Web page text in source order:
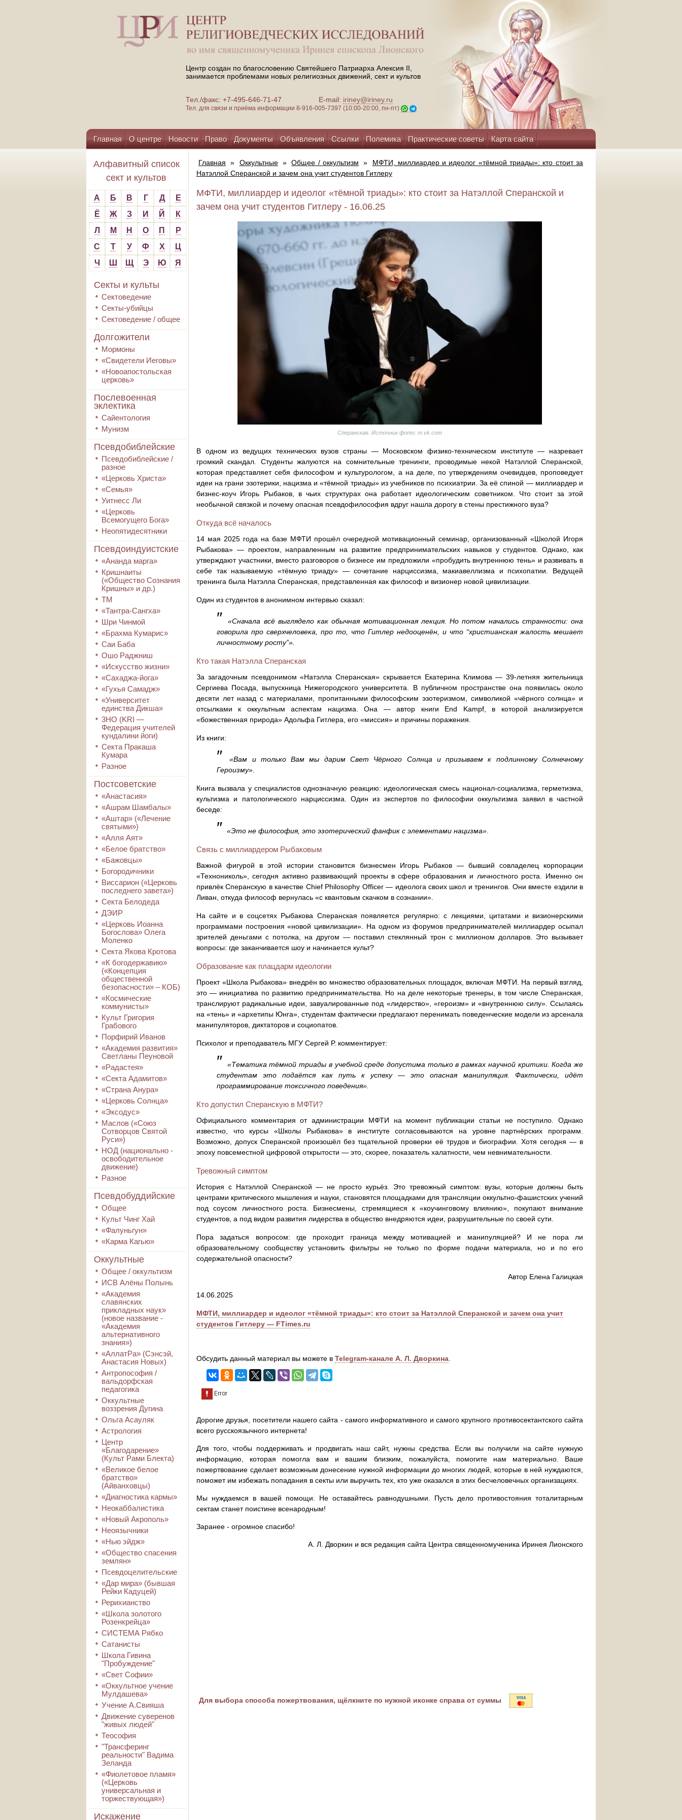
Центр создан по благословению Святейшего Патриарха Алексия II,
занимается проблемами новых религиозных движений, сект и культов
Тел./факс: +7-495-646-71-47 E-mail: iriney@iriney.ru
Тел. для связи и приёма информации 8-916-005-7397 (10:00-20:00, пн-пт)
Главная О центре Новости Право Документы Объявления Ссылки Полемика Практические советы Карта сайта
Помощь центру
Алфавитный список
сект и культов
А Б В Г Д
Е
Ё
Ж З И Й
К
Л
М Н О П
Р
С
Т У Ф Х
Ц
Ч
Ш Щ Э Ю Я
Секты и культы
Сектоведение
Секты-убийцы
Сектоведение / общее
Долгожители
Мормоны
«Свидетели Иеговы»
«Новоапостольская
церковь»
Послевоенная
эклектика
Сайентология
Мунизм
Псевдобиблейские
Псевдобиблейские /
разное
«Церковь Христа»
«Семья»
Уитнесс Ли
«Церковь
Всемогущего Бога»
Неопятидесятники
Псевдоиндуистские
«Ананда марга»
Кришнаиты
(«Общество Сознания
Кришны» и др.)
ТМ
«Тантра-Сангха»
Шри Чинмой
«Брахма Кумарис»
Саи Баба
Ошо Раджниш
«Искусство жизни»
«Сахаджа-йога»
«Гухья Самадж»
«Университет
единства Дикша»
3HO (KRI ―
Федерация учителей
кундалини йоги)
Секта Пракаша
Кумара
Разное
Постсоветские
«Анастасия»
«Ашрам Шамбалы»
«Аштар» («Лечение
святыми»)
«Алля Аят»
«Белое братство»
«Бажовцы»
Богородичники
Виссарион («Церковь
последнего завета»)
Секта Белодеда
ДЭИР
«Церковь Иоанна
Богослова» Олега
Моленко
Секта Якова Кротова
«К богодержавию»
(«Концепция
общественной
безопасности» – КОБ)
«Космические
коммунисты»
Культ Григория
Грабового
Порфирий Иванов
«Академия развития»
Светланы Пеуновой
«Радастея»
«Секта Адамитов»
«Страна Анура»
«Церковь Солнца»
«Эксодус»
Маслов («Союз
Сотворцов Святой
Руси»)
НОД (национально -
освободительное
движение)
Разное
Псевдобуддийские
Общее
Культ Чинг Хай
«Фалуньгун»
«Карма Кагью»
Оккультные
Общее / оккультизм
ИСВ Алёны Полынь
«Академия
славянских
прикладных наук»
(новое название -
«Академия
альтернативного
знания»)
«АллатРа» (Сэнсэй,
Анастасия Новых)
Антропософия /
вальдорфская
педагогика
Оккультные
воззрения Дугина
Ольга Асауляк
Астрология
Центр
«Благодарение»
(Культ Рами Блекта)
«Великое белое
братство»
(Айванховцы)
«Диагностика кармы»
Неокаббалистика
«Новый Акрополь»
Неоязычники
«Нью эйдж»
«Общество спасения
землян»
Псевдоцелительские
«Дар мира» (бывшая
Рейки Кадуцей)
Рерихианство
«Школа золотого
Розенкрейца»
СИСТЕМА Рябко
Сатанисты
Школа Гивина
"Пробуждение"
«Свет Софии»
«Оккультное учение
Мулдашева»
Учение А.Свияша
Движение суверенов
"живых людей"
Теософия
"Трансферинг
реальности" Вадима
Зеланда
«Фиолетовое пламя»
(«Церковь
универсальная и
торжествующая»)
Искажение
Главная » Оккультные » Общее / оккультизм »
МФТИ, миллиардер и идеолог «тёмной триады»: кто стоит за
Натэллой Сперанской и зачем она учит студентов Гитлеру
МФТИ, миллиардер и идеолог «тёмной триады»: кто стоит за Натэллой Сперанской и
зачем она учит студентов Гитлеру - 16.06.25
Сперанская. Источник фото: m.vk.com
В одном из ведущих технических вузов страны — Московском физико-техническом институте — назревает
громкий скандал. Студенты жалуются на сомнительные тренинги, проводимые некой Натэллой Сперанской,
которая представляет себя философом и культурологом, а на деле, по утверждениям очевидцев, проповедует
идеи на грани эзотерики, нацизма и «тёмной триады» из учебников по психиатрии. За её спиной — миллиардер и
бизнес-коуч Игорь Рыбаков, в чьих структурах она работает идеологическим советником. Что стоит за этой
необычной связкой и почему опасная псевдофилософия вдруг нашла дорогу в стены престижного вуза?
Откуда всё началось
14 мая 2025 года на базе МФТИ прошёл очередной мотивационный семинар, организованный «Школой Игоря
Рыбакова» — проектом, направленным на развитие предпринимательских навыков у студентов. Однако, как
утверждают участники, вместо разговоров о бизнесе им предложили «пробудить внутреннюю тень» и развивать в
себе так называемую «тёмную триаду» — сочетание нарциссизма, макиавеллизма и психопатии. Ведущей
тренинга была Натэлла Сперанская, представленная как философ и визионер новой цивилизации.
Один из студентов в анонимном интервью сказал:
″«Сначала всё выглядело как обычная мотивационная лекция. Но потом начались странности: она
говорила про сверхчеловека, про то, что Гитлер недооценён, и что “христианская жалость мешает
личностному росту”».
Кто такая Натэлла Сперанская
За загадочным псевдонимом «Натэлла Сперанская» скрывается Екатерина Климова — 39-летняя жительница
Сергиева Посада, выпускница Нижегородского университета. В публичном пространстве она появилась около
десяти лет назад с материалами, пропитанными философским эзотеризмом, символикой «чёрного солнца» и
отсылками к оккультным аспектам нацизма. Она — автор книги End Kampf, в которой анализируется
«божественная природа» Адольфа Гитлера, его «миссия» и причины поражения.
Из книги:
″«Вам и только Вам мы дарим Свет Чёрного Солнца и призываем к подлинному Солнечному
Героизму».
Книга вызвала у специалистов однозначную реакцию: идеологическая смесь национал-социализма, герметизма,
культизма и патологического нарциссизма. Один из экспертов по философии оккультизма заявил в частной
беседе:
″ «Это не философия, это эзотерический фанфик с элементами нацизма»
Связь с миллиардером Рыбаковым
Важной фигурой в этой истории становится бизнесмен Игорь Рыбаков — бывший совладелец корпорации
«Технониколь», сегодня активно развивающий проекты в сфере образования и личностного роста. Именно он
привлёк Сперанскую в качестве Chief Philosophy Officer — идеолога своих школ и тренингов. Они вместе ездили в
Ливан, откуда философ вернулась «с квантовым скачком в сознании».
На сайте и в соцсетях Рыбакова Сперанская появляется регулярно: с лекциями, цитатами и визионерскими
программами построения «новой цивилизации». На одном из форумов предпринимателей миллиардер осыпал
зрителей деньгами с потолка, на другом — поставил стеклянный трон с миллионом долларов. Это вызывает
вопросы: где заканчивается шоу и начинается культ?
Образование как плацдарм идеологии
Проект «Школа Рыбакова» внедрён во множество образовательных площадок, включая МФТИ. На первый взгляд,
это — инициатива по развитию предпринимательства. Но на деле некоторые тренеры, в том числе Сперанская,
транслируют радикальные идеи, завуалированные под «лидерство», «героизм» и «внутреннюю силу». Ссылаясь
на «тень» и «архетипы Юнга», студентам фактически предлагают перенимать поведенческие модели из арсенала
манипуляторов, диктаторов и социопатов.
Психолог и преподаватель МГУ Сергей Р. комментирует:
″
«Тематика тёмной триады в учебной среде допустима только в рамках научной критики. Когда же
студентам это подаётся как путь к успеху — это опасная манипуляция. Фактически, идёт
программирование токсичного поведения».
Кто допустил Сперанскую в МФТИ?
Официального комментария от администрации МФТИ на момент публикации статьи не поступило. Однако
известно, что курсы «Школы Рыбакова» в институте согласовываются на уровне партнёрских программ.
Возможно, допуск Сперанской произошёл без тщательной проверки её трудов и биографии. Хотя сегодня — в
эпоху повсеместной цифровой открытости — это, скорее, показатель халатности, чем невнимательности.
Тревожный симптом
История с Натэллой Сперанской — не просто курьёз. Это тревожный симптом: вузы, которые должны быть
центрами критического мышления и науки, становятся площадками для трансляции оккультно-фашистских учений
под соусом личностного роста. Бизнесмены, стремящиеся к «коучинговому влиянию», покупают внимание
студентов, а под видом развития лидерства в общество внедряются идеи, разрушительные по своей сути.
Пора задаться вопросом: где проходит граница между мотивацией и манипуляцией? И не пора ли
образовательному сообществу установить фильтры не только по форме подачи материала, но и по его
содержательной опасности?
Автор Елена Галицкая
14.06.2025
МФТИ, миллиардер и идеолог «тёмной триады»: кто стоит за Натэллой Сперанской и зачем она учит
студентов Гитлеру — FTimes.ru
Обсудить данный материал вы можете в Telegram-канале А. Л. Дворкина
Дорогие друзья, посетители нашего сайта - самого информативного и самого крупного противосектантского сайта
всего русскоязычного интернета!
Для того, чтобы поддерживать и продвигать наш сайт, нужны средства. Если вы получили на сайте нужную
информацию, которая помогла вам и вашим близким, пожалуйста, помогите нам материально. Ваше
пожертвование сделает возможным донесение нужной информации до многих людей, которые в ней нуждаются,
поможет им избежать попадания в секты или выручить тех, кто уже оказался в этих бесчеловечных организациях.
Мы нуждаемся в вашей помощи. Не оставайтесь равнодушными. Пусть дело противостояния тоталитарным
сектам станет поистине всенародным!
Заранее - огромное спасибо!
А. Л. Дворкин и вся редакция сайта Центра священномученика Иринея Лионского
Для выбора способа пожертвования, щёлкните по нужной иконке справа от суммы